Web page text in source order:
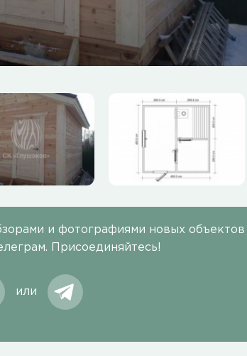
и фотографиями новых объектов
Присоединяйтесь!
или